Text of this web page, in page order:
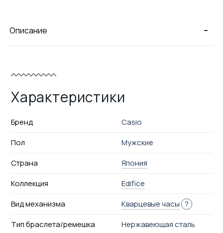
-
Описание
Характеристики
Бренд
Casio
Пол
Мужские
Страна
Япония
Коллекция
Edifice
Вид механизма
Кварцевые часы ?
Тип браслета/ремешка
Нержавеющая сталь